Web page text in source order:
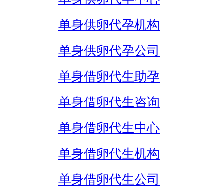
单身供卵代孕机构
单身供卵代孕公司
单身借卵代生助孕
单身借卵代生咨询
单身借卵代生中心
单身借卵代生机构
单身借卵代生公司